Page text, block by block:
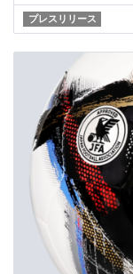
プレスリリース